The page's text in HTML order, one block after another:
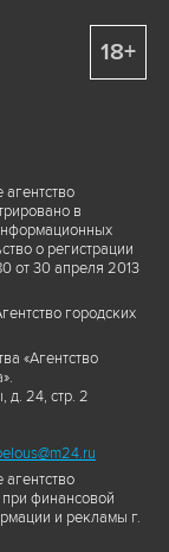
в
о регистрации
от 30 апреля 2013
городских
«Агентство
д. 24, стр. 2
при финансовой
и рекламы г.
18+